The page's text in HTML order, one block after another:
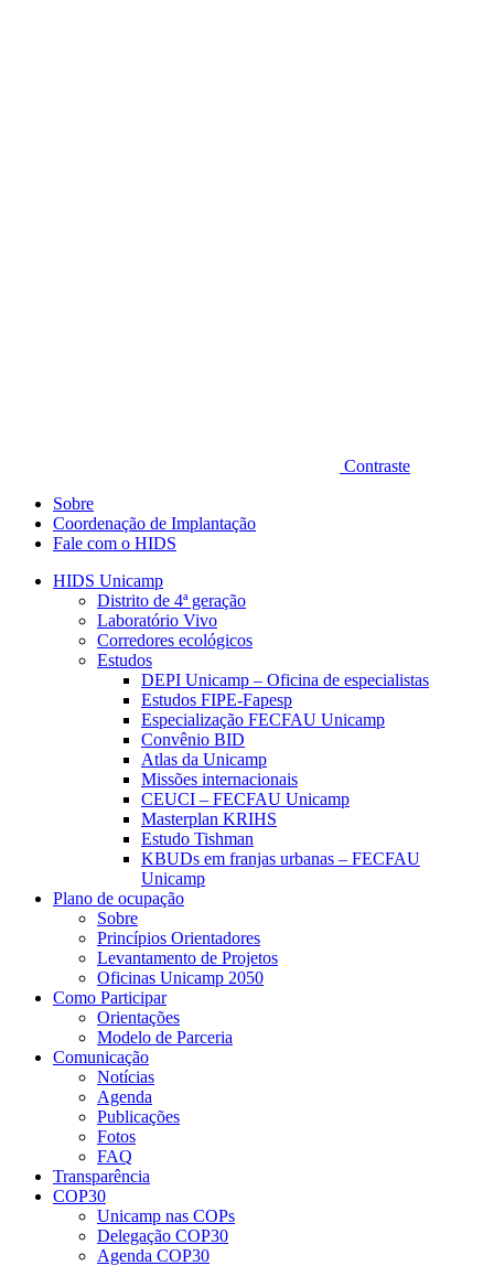
Contraste
Sobre
Coordenação de Implantação
Fale com o HIDS
HIDS Unicamp
Distrito de 4ª geração
Laboratório Vivo
Corredores ecológicos
Estudos
DEPI Unicamp – Oficina de especialistas
Estudos FIPE-Fapesp
Especialização FECFAU Unicamp
Convênio BID
Atlas da Unicamp
Missões internacionais
CEUCI – FECFAU Unicamp
Masterplan KRIHS
Estudo Tishman
KBUDs em franjas urbanas – FECFAU
Unicamp
Plano de ocupação
Sobre
Princípios Orientadores
Levantamento de Projetos
Oficinas Unicamp 2050
Como Participar
Orientações
Modelo de Parceria
Comunicação
Notícias
Agenda
Publicações
Fotos
FAQ
Transparência
COP30
Unicamp nas COPs
Delegação COP30
Agenda COP30